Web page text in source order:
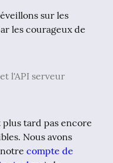
sur les
les courageux de
l'API serveur
tard pas encore
Nous avons
compte de